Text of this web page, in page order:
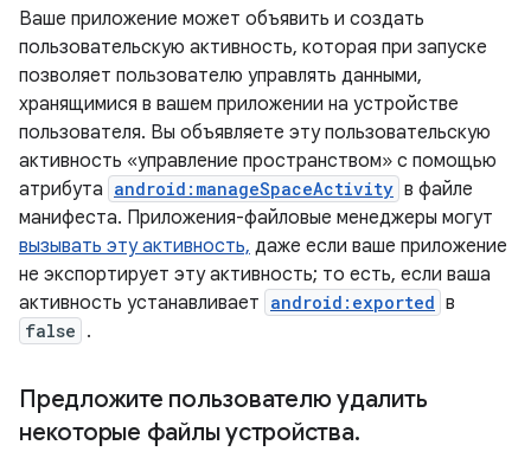
Ваше приложение может объявить и создать
пользовательскую активность, которая при запуске
позволяет пользователю управлять данными,
хранящимися в вашем приложении на устройстве
пользователя. Вы объявляете эту пользовательскую
активность «управление пространством» с помощью
атрибута android:manageSpaceActivity в файле
манифеста. Приложения-файловые менеджеры могут
вызывать эту активность, даже если ваше приложение
не экспортирует эту активность; то есть, если ваша
активность устанавливает android:exported в
false .
Предложите пользователю удалить
некоторые файлы устройства.